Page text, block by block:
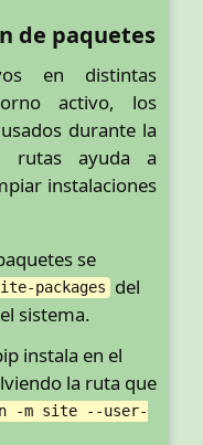
de paquetes
en distintas
activo, los
durante la
rutas ayuda a
instalaciones
se
packages
del
sistema.
instala en el
la ruta que
-m site --user-